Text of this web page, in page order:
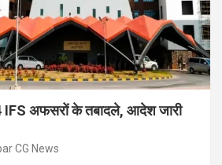
अफसरों के तबादले, आदेश जारी
CG News